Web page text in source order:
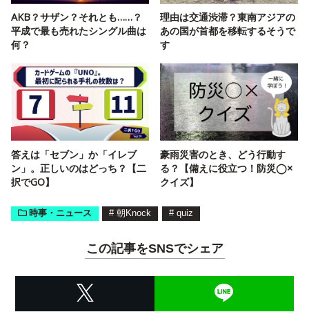
AKB？サザン？それとも……？
平成で最も売れたシングル曲は
何？
理由は交通渋滞？東南アジアの
あの国が首都を移転するそうで
す
答えは「セブン」か「イレブ
ン」。正しいのはどっち？【二
択でGO】
豪雨災害のとき、どう行動す
る？【備えに役立つ！防災◯×
クイズ】
時事・ニュース # 朝Knock # quiz
この記事をSNSでシェア